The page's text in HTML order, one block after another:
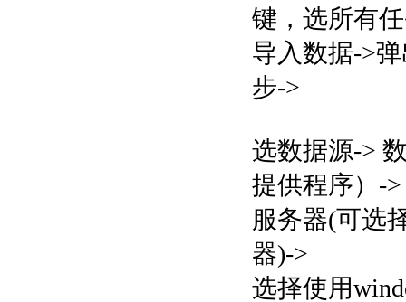
键，选所有
导入数据->
步->
选数据源->
提供程序）->
服务器(可选
器)->
选择使用